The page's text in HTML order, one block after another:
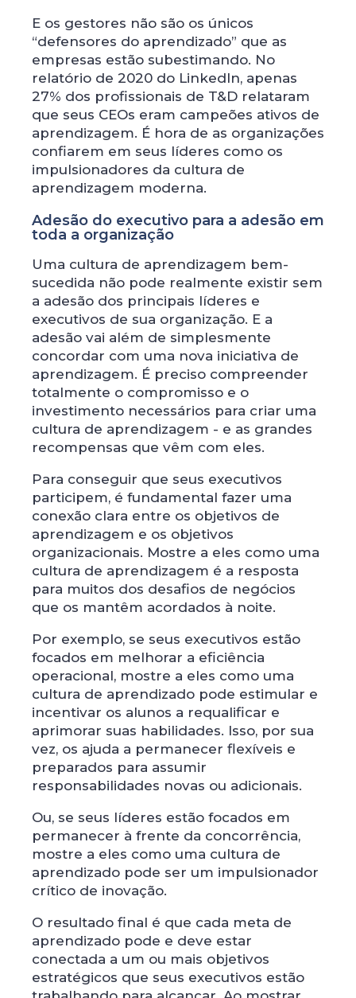
E os gestores não são os únicos
“defensores do aprendizado” que as
empresas estão subestimando. No
relatório de 2020 do LinkedIn, apenas
27% dos profissionais de T&D relataram
que seus CEOs eram campeões ativos de
aprendizagem. É hora de as organizações
confiarem em seus líderes como os
impulsionadores da cultura de
aprendizagem moderna.
Adesão do executivo para a adesão em
toda a organização
Uma cultura de aprendizagem bem-
sucedida não pode realmente existir sem
a adesão dos principais líderes e
executivos de sua organização. E a
adesão vai além de simplesmente
concordar com uma nova iniciativa de
aprendizagem. É preciso compreender
totalmente o compromisso e o
investimento necessários para criar uma
cultura de aprendizagem - e as grandes
recompensas que vêm com eles.
Para conseguir que seus executivos
participem, é fundamental fazer uma
conexão clara entre os objetivos de
aprendizagem e os objetivos
organizacionais. Mostre a eles como uma
cultura de aprendizagem é a resposta
para muitos dos desafios de negócios
que os mantêm acordados à noite.
Por exemplo, se seus executivos estão
focados em melhorar a eficiência
operacional, mostre a eles como uma
cultura de aprendizado pode estimular e
incentivar os alunos a requalificar e
aprimorar suas habilidades. Isso, por sua
vez, os ajuda a permanecer flexíveis e
preparados para assumir
responsabilidades novas ou adicionais.
Ou, se seus líderes estão focados em
permanecer à frente da concorrência,
mostre a eles como uma cultura de
aprendizado pode ser um impulsionador
crítico de inovação.
O resultado final é que cada meta de
aprendizado pode e deve estar
conectada a um ou mais objetivos
estratégicos que seus executivos estão